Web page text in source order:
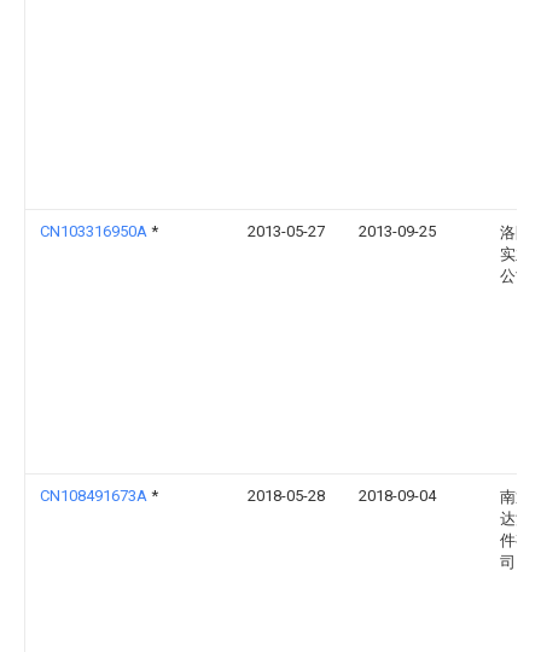
CN103316950A * 2013-05-27 2013-09-25
洛阳
实业
公司
CN108491673A * 2018-05-28 2018-09-04
南通
达汽
件有
司